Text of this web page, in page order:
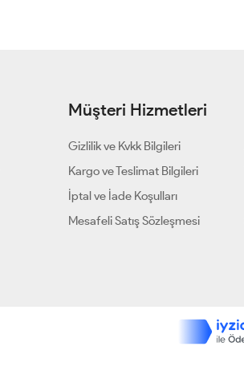
Müşteri Hizmetleri
Gizlilik ve Kvkk Bilgileri
Kargo ve Teslimat Bilgileri
İptal ve İade Koşulları
Mesafeli Satış Sözleşmesi